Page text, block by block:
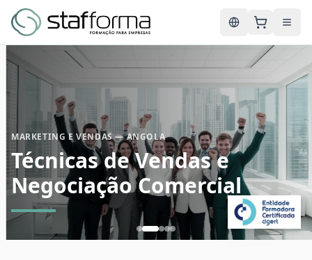
English
MARKETING E VENDAS — ANGOLA
Técnicas de Vendas e
Negociação Comercial